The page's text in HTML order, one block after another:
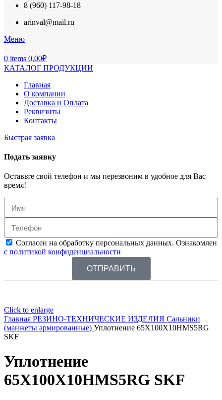
8 (960) 117-98-18
arinval@mail.ru
Меню
0 items 0,00₽
КАТАЛОГ ПРОДУКЦИИ
Главная
О компании
Доставка и Оплата
Реквизиты
Контакты
Быстрая заявка
Подать заявку
Оставьте свой телефон и мы перезвоним в удобное для Вас
время!
Согласен на обработку персональных данных. Ознакомлен
с политикой конфиденциальности
ОТПРАВИТЬ
Click to enlarge
Главная РЕЗИНО-ТЕХНИЧЕСКИЕ ИЗДЕЛИЯ Сальники
(манжеты армированные) Уплотнение 65X100X10HMS5RG
SKF
Уплотнение
65X100X10HMS5RG SKF